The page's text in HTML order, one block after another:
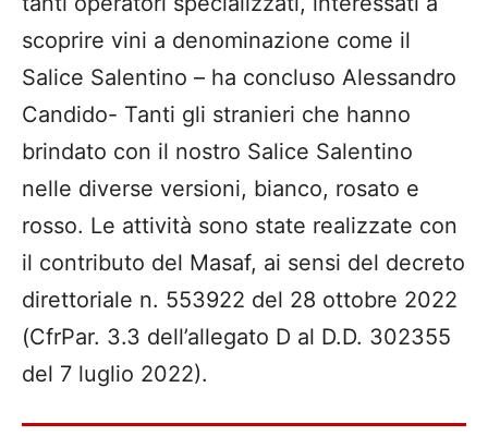
scoprire vini a denominazione come il
Salice Salentino – ha concluso Alessandro
Candido- Tanti gli stranieri che hanno
brindato con il nostro Salice Salentino
nelle diverse versioni, bianco, rosato e
rosso. Le attività sono state realizzate con
il contributo del Masaf, ai sensi del decreto
direttoriale n. 553922 del 28 ottobre 2022
(CfrPar. 3.3 dell’allegato D al D.D. 302355
del 7 luglio 2022).